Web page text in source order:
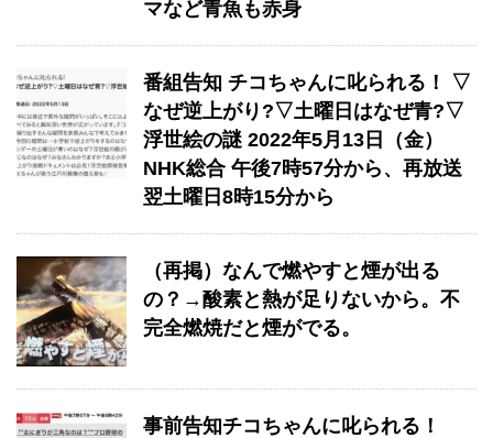
マなど青魚も赤身
番組告知 チコちゃんに叱られる！ ▽
なぜ逆上がり?▽土曜日はなぜ青?▽
浮世絵の謎 2022年5月13日（金）
NHK総合 午後7時57分から、再放送
翌土曜日8時15分から
（再掲）なんで燃やすと煙が出る
の？→酸素と熱が足りないから。不
完全燃焼だと煙がでる。
事前告知チコちゃんに叱られる！